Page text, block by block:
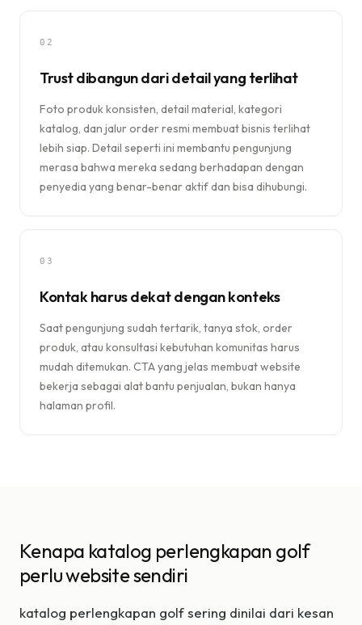
02
Trust dibangun dari detail yang terlihat
Foto produk konsisten, detail material, kategori
katalog, dan jalur order resmi membuat bisnis terlihat
lebih siap. Detail seperti ini membantu pengunjung
merasa bahwa mereka sedang berhadapan dengan
penyedia yang benar-benar aktif dan bisa dihubungi.
03
Kontak harus dekat dengan konteks
Saat pengunjung sudah tertarik, tanya stok, order
produk, atau konsultasi kebutuhan komunitas harus
mudah ditemukan. CTA yang jelas membuat website
bekerja sebagai alat bantu penjualan, bukan hanya
halaman profil.
Kenapa katalog perlengkapan golf
perlu website sendiri
katalog perlengkapan golf sering dinilai dari kesan